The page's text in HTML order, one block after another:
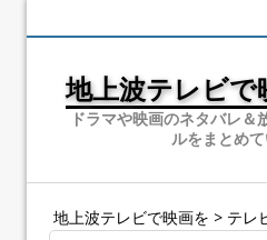
地上波テレビで
ドラマや映画のネタバレ＆
ルをまとめて
地上波テレビで映画を > テレ